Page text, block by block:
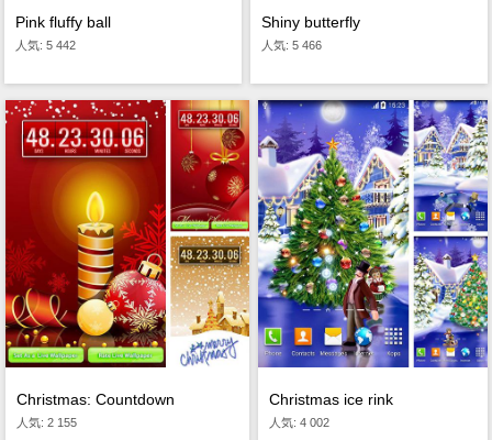
Pink fluffy ball
人気: 5 442
Shiny butterfly
人気: 5 466
Christmas: Countdown
人気: 2 155
Christmas ice rink
人気: 4 002